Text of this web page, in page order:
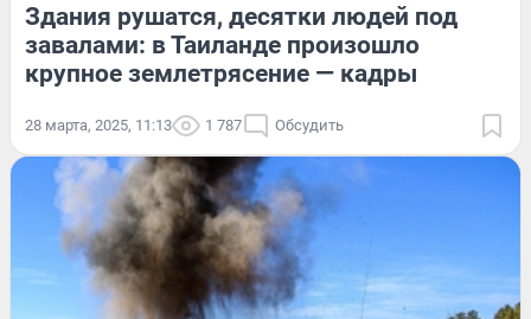
Здания рушатся, десятки людей под
завалами: в Таиланде произошло
крупное землетрясение — кадры
28 марта, 2025, 11:13 1 787 Обсудить